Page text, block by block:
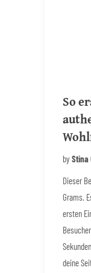
So
by Stina
Dieser
Grams.
ersten
deine